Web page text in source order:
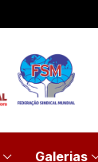
Galerias